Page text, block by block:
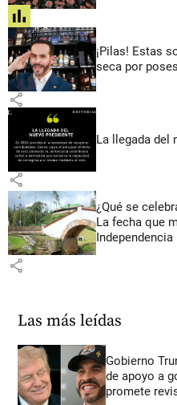
share
¡Pilas! Estas
seca por
share
La llegada del
share
¿Qué se
La fecha que
Independencia
share
Las más leídas
Gobierno
de apoyo a
promete